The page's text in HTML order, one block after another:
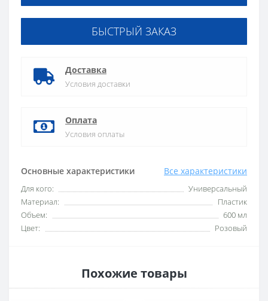
Основные характеристики Все характеристики
Для кого:
Универсальный
Материал:
Пластик
Объем:
600 мл
Цвет:
Розовый
БЫСТРЫЙ ЗАКАЗ
Доставка
Условия доставки
Оплата
Условия оплаты
Похожие товары